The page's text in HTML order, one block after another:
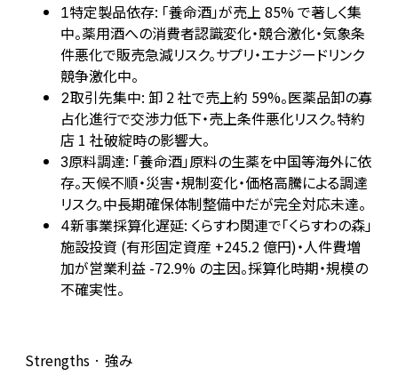
1特定製品依存: 「養命酒」が売上 85% で著しく集
中。薬用酒への消費者認識変化・競合激化・気象条
件悪化で販売急減リスク。サプリ・エナジードリンク
競争激化中。
2取引先集中: 卸 2 社で売上約 59%。医薬品卸の寡
占化進行で交渉力低下・売上条件悪化リスク。特約
店 1 社破綻時の影響大。
3原料調達: 「養命酒」原料の生薬を中国等海外に依
存。天候不順・災害・規制変化・価格高騰による調達
リスク。中長期確保体制整備中だが完全対応未達。
4新事業採算化遅延: くらすわ関連で「くらすわの森」
施設投資 (有形固定資産 +245.2 億円)・人件費増
加が営業利益 -72.9% の主因。採算化時期・規模の
不確実性。
Strengths · 強み